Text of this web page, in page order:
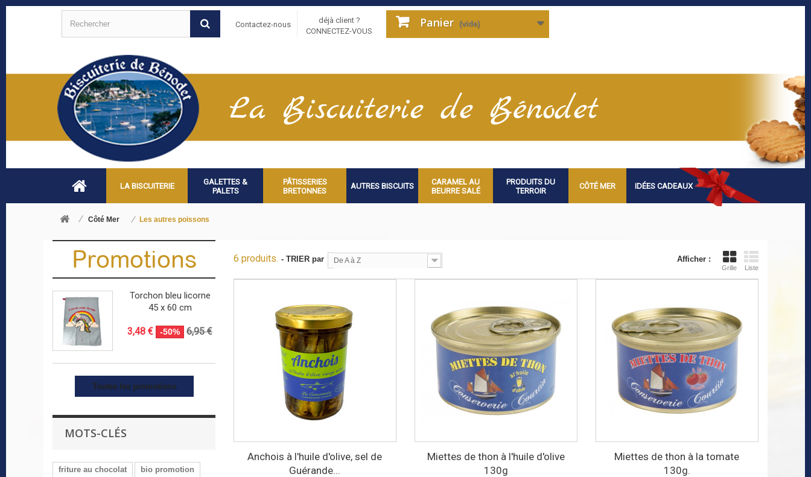
Contactez-nous
déjà client ?
CONNECTEZ-VOUS
Panier (vide)
LA BISCUITERIE
GALETTES &
PALETS
PÂTISSERIES
BRETONNES
AUTRES BISCUITS
CARAMEL AU
BEURRE SALÉ
PRODUITS DU
TERROIR
CÔTÉ MER IDÉES CADEAUX
Côté Mer Les autres poissons
Promotions
Torchon bleu licorne
45 x 60 cm
3,48 € -50% 6,95 €
Toutes les promotions
MOTS-CLÉS
friture au chocolat bio promotion
6 produits. Afficher :
Grille Liste
- TRIER par De A à Z
Anchois à l'huile d'olive, sel de
Guérande...
Miettes de thon à l'huile d'olive
130g
Miettes de thon à la tomate
130g.